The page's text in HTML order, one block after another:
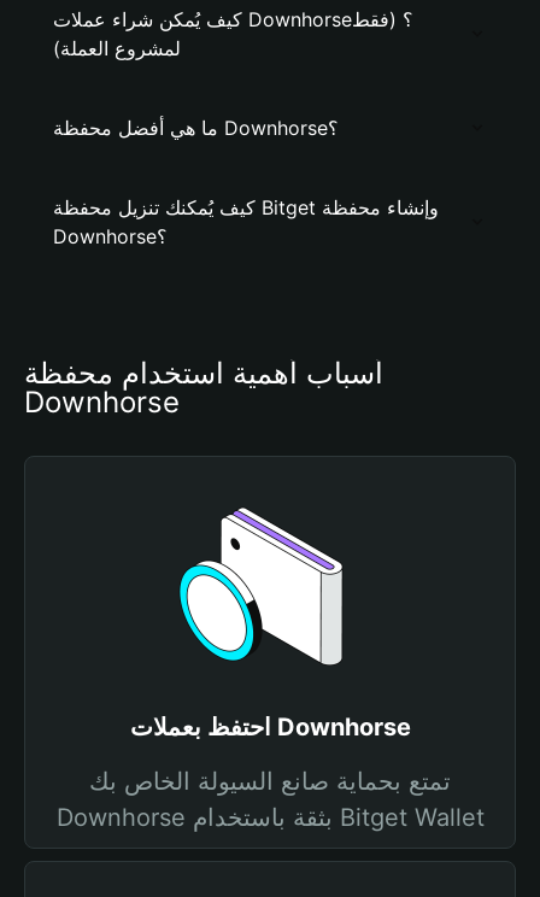
كيف يُمكن شراء عملات Downhorse؟ (فقط
لمشروع العملة)
ما هي أفضل محفظة Downhorse؟
كيف يُمكنك تنزيل محفظة Bitget وإنشاء محفظة
Downhorse؟
أسباب أهمية استخدام محفظة
Downhorse
احتفظ بعملات Downhorse
تمتع بحماية صانع السيولة الخاص بك
Downhorse بثقة باستخدام Bitget Wallet